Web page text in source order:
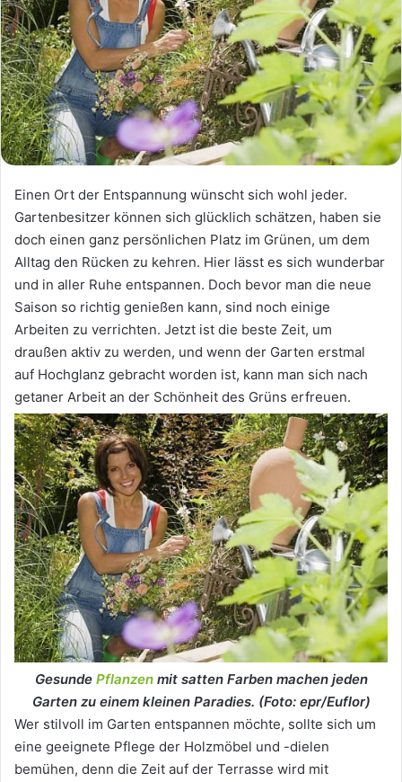
Einen Ort der Entspannung wünscht sich wohl jeder.
Gartenbesitzer können sich glücklich schätzen, haben sie
doch einen ganz persönlichen Platz im Grünen, um dem
Alltag den Rücken zu kehren. Hier lässt es sich wunderbar
und in aller Ruhe entspannen. Doch bevor man die neue
Saison so richtig genießen kann, sind noch einige
Arbeiten zu verrichten. Jetzt ist die beste Zeit, um
draußen aktiv zu werden, und wenn der Garten erstmal
auf Hochglanz gebracht worden ist, kann man sich nach
getaner Arbeit an der Schönheit des Grüns erfreuen.
Gesunde Pflanzenmit satten Farben machen jeden
Garten zu einem kleinen Paradies. (Foto: epr/Euflor)
Wer stilvoll im Garten entspannen möchte, sollte sich um
eine geeignete Pflege der Holzmöbel und -dielen
bemühen, denn die Zeit auf der Terrasse wird mit